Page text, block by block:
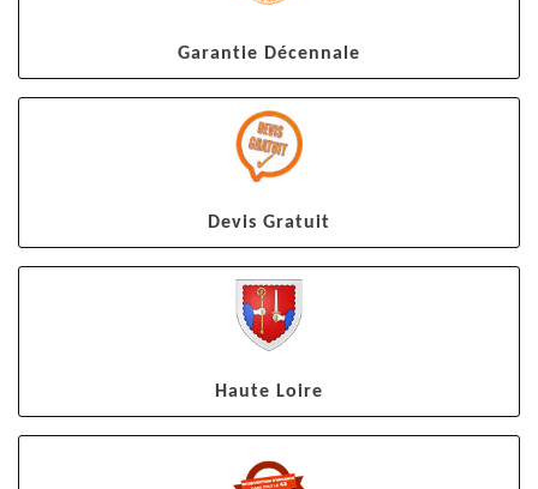
Garantie Décennale
Devis Gratuit
Haute Loire